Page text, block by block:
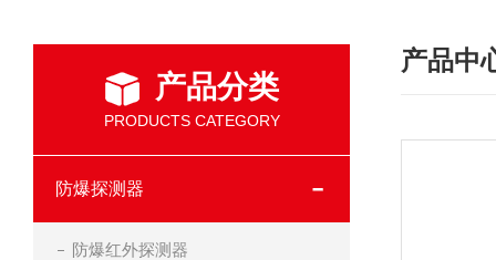
产品分类
PRODUCTS CATEGORY
防爆探测器
防爆红外探测器
产品中